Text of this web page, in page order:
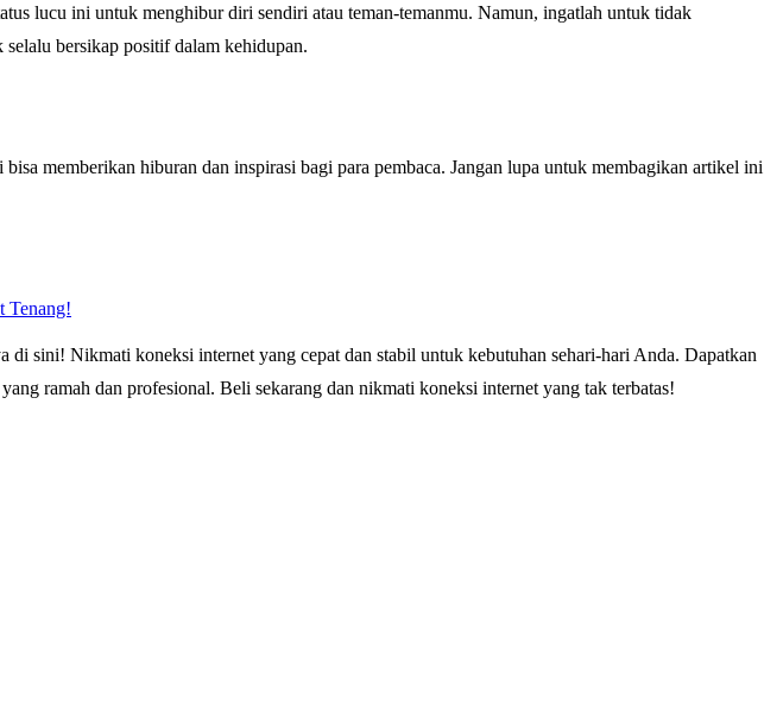
lucu ini untuk menghibur diri sendiri atau teman-temanmu. Namun, ingatlah untuk tidak
bersikap positif dalam kehidupan.
memberikan hiburan dan inspirasi bagi para pembaca. Jangan lupa untuk membagikan artikel ini
Tenang!
sini! Nikmati koneksi internet yang cepat dan stabil untuk kebutuhan sehari-hari Anda. Dapatkan
ramah dan profesional. Beli sekarang dan nikmati koneksi internet yang tak terbatas!